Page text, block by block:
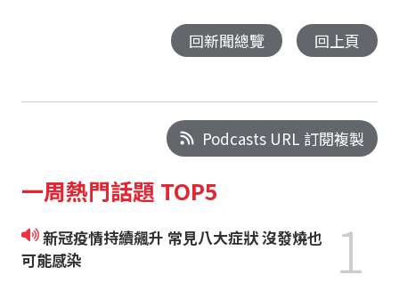
回新聞總覽 回上頁
Podcasts URL 訂閱複製
一周熱門話題 TOP5
新冠疫情持續飆升 常見八大症狀 沒發燒也
可能感染
1